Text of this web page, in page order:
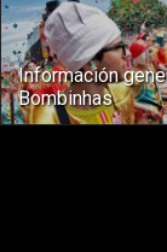
Información
Bombinhas